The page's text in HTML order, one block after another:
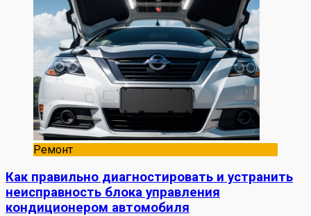
Ремонт
Как правильно диагностировать и устранить
неисправность блока управления
кондиционером автомобиля